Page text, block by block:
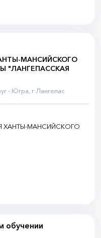
МАНСИЙСКОГО
"ЛАНГЕПАССКАЯ
- Югра, г Лангепас
ХАНТЫ-МАНСИЙСКОГО
обучении